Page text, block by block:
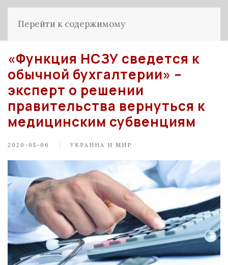
Перейти к содержимому
«Функция НСЗУ сведется к
обычной бухгалтерии» –
эксперт о решении
правительства вернуться к
медицинским субвенциям
2020-05-06 УКРАИНА И МИР